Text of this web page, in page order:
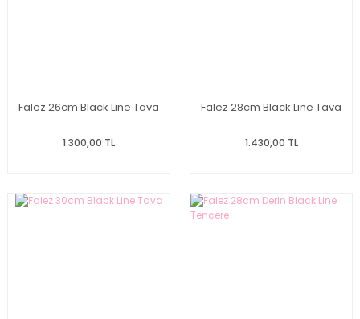
Falez 26cm Black Line Tava
1.300,00 TL
Falez 28cm Black Line Tava
1.430,00 TL